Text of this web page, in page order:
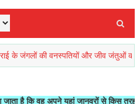
जंगलों की वनस्पतियों और जीव जंतुओं की
वह अपने यहां जानवरों से किस तरह का